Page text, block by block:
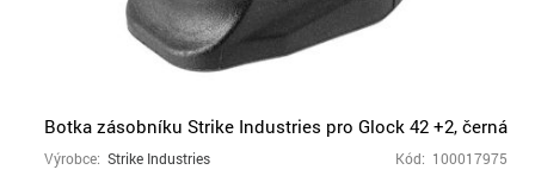
Botka zásobníku Strike Industries pro Glock 42 +2, černá
Výrobce: Strike Industries Kód: 100017975